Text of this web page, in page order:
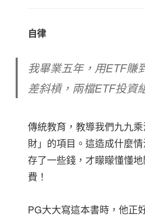
自律
我畢業五年，用ETF賺
差斜槓，兩檔ETF投資
傳統教育，教導我們九九
財」的項目。這造成什麼
存了一些錢，才矇矇懂懂
費！
PG大大寫這本書時，他正